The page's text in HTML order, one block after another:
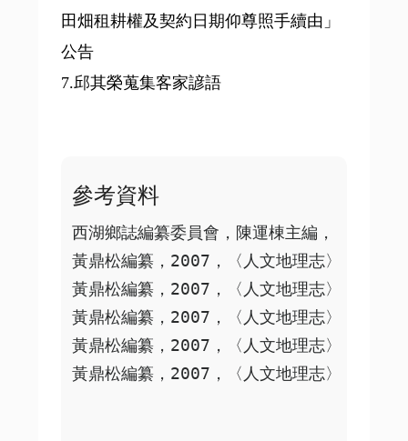
田畑租耕權及契約日期仰尊照手續由」
公告
7.邱其榮蒐集客家諺語
參考資料
西湖鄉誌編纂委員會，陳運棟主編， 1997，
黃鼎松編纂，2007，〈人文地理志〉，《重
黃鼎松編纂，2007，〈人文地理志〉，《重
黃鼎松編纂，2007，〈人文地理志〉，《重
黃鼎松編纂，2007，〈人文地理志〉，《重